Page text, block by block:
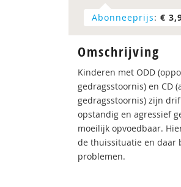
Abonneeprijs: €
Omschrijving
Kinderen met ODD
gedragsstoornis) en CD
gedragsstoornis) zijn
opstandig en agressief
moeilijk opvoedbaar.
de thuissituatie en daar
problemen.